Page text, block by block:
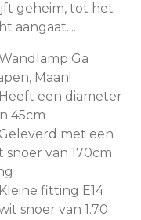
geheim, tot het
aangaat....
Ga
Maan!
een diameter
45cm
met een
snoer van 170cm
fitting E14
snoer van 1.70